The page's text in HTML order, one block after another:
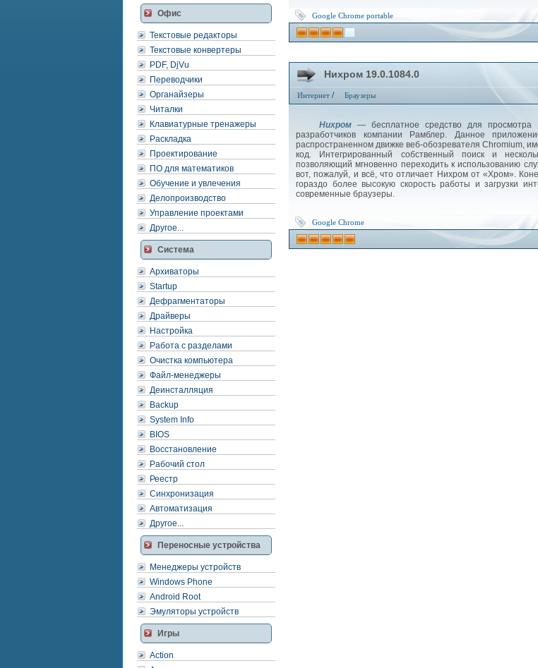
Офис
Текстовые редакторы
Текстовые конвертеры
PDF, DjVu
Переводчики
Органайзеры
Читалки
Клавиатурные тренажеры
Раскладка
Проектирование
ПО для математиков
Обучение и увлечения
Делопроизводство
Управление проектами
Другое...
Система
Архиваторы
Startup
Дефрагментаторы
Драйверы
Настройка
Работа с разделами
Очистка компьютера
Файл-менеджеры
Деинсталляция
Backup
System Info
BIOS
Восстановление
Рабочий стол
Реестр
Синхронизация
Автоматизация
Другое...
Переносные устройства
Менеджеры устройств
Windows Phone
Android Root
Эмуляторы устройств
Игры
Action
Google Chrome portable
Нихром 19.0.1084.0
Интернет / Браузеры
Нихром— бесплатное средство для просмотра
разработчиков компании Рамблер. Данное
распространенном движке веб-обозревателя Chromium,
код. Интегрированный собственный поиск и
позволяющий мгновенно переходить к использованию
вот, пожалуй, и всё, что отличает Нихром от «Хром».
гораздо более высокую скорость работы и загрузки
современные браузеры.
Google Chrome